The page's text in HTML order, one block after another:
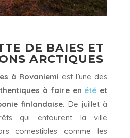
DE BAIES ET
ARCTIQUES
à Rovaniemi est l’une des
à faire en été et
finlandaise. De juillet à
qui entourent la ville
comestibles comme les